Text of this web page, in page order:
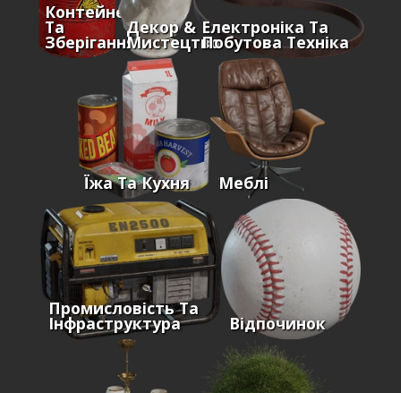
Контейнери
Та
Зберігання
Декор &
Мистецтво
Електроніка Та
Побутова Техніка
Їжа Та Кухня Меблі
Промисловість Та
Інфраструктура Відпочинок